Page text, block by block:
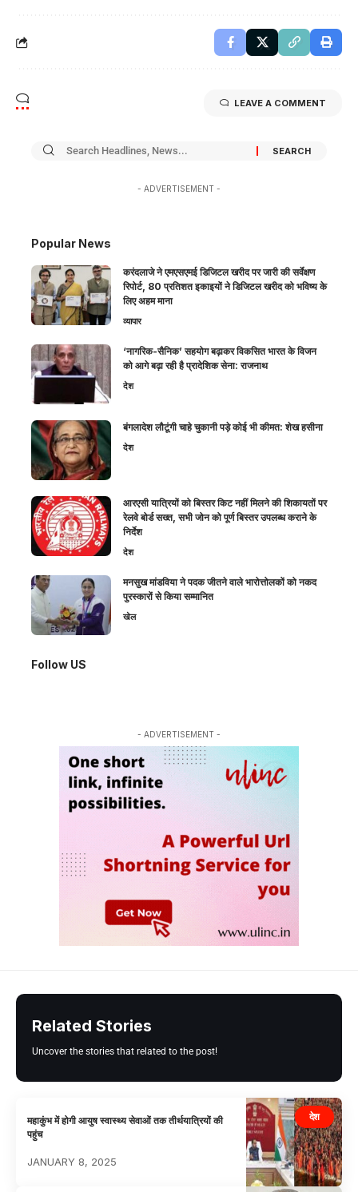
LEAVE A COMMENT
- ADVERTISEMENT -
Popular News
करंदलाजे ने एमएसएमई डिजिटल खरीद पर जारी की सर्वेक्षण
रिपोर्ट, 80 प्रतिशत इकाइयों ने डिजिटल खरीद को भविष्य के
लिए अहम माना
व्यापार
‘नागरिक-सैनिक’ सहयोग बढ़ाकर विकसित भारत के विजन
को आगे बढ़ा रही है प्रादेशिक सेना: राजनाथ
देश
बंगलादेश लौटूंगी चाहे चुकानी पड़े कोई भी कीमत: शेख हसीना
देश
आरएसी यात्रियों को बिस्तर किट नहीं मिलने की शिकायतों पर
रेलवे बोर्ड सख्त, सभी जोन को पूर्ण बिस्तर उपलब्ध कराने के
निर्देश
देश
मनसुख मांडविया ने पदक जीतने वाले भारोत्तोलकों को नकद
पुरस्कारों से किया सम्मानित
खेल
Follow US
- ADVERTISEMENT -
Related Stories
Uncover the stories that related to the post!
देश
महाकुंभ में होगी आयुष स्वास्थ्य सेवाओं तक तीर्थयात्रियों की
पहुंच
JANUARY 8, 2025